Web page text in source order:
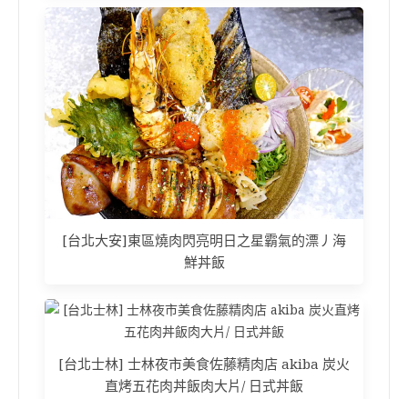
[台北大安]東區燒肉閃亮明日之星霸氣的漂丿海
鮮丼飯
[台北士林] 士林夜市美食佐藤精肉店 akiba 炭火
直烤五花肉丼飯肉大片/ 日式丼飯